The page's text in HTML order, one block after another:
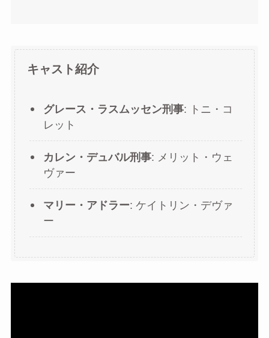
キャスト紹介
グレース・ラスムッセン刑事: トニ・コ
レット
カレン・デュバル刑事: メリット・ウェ
ヴァー
マリー・アドラー: ケイトリン・デヴァ
ー